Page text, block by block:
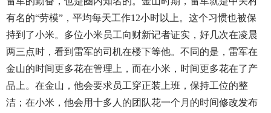
有名的“劳模”，平均每天工作12小时以上。这个习惯也被保
持到了小米。多位小米员工向财新记者证实，好几次在凌晨
两三点时，看到雷军的司机在楼下等他。不同的是，雷军在
金山的时间更多花在管理上，而在小米，时间更多花在了产
品上。在金山，他会要求员工穿正装上班，保持工位的整
洁；在小米，他会用十多人的团队花一个月的时间修改发布